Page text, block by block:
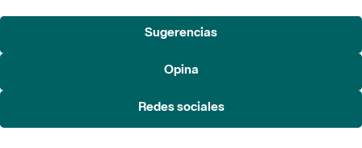
Sugerencias
Opina
Redes sociales